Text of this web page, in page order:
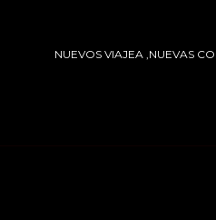
NUEVOS VIAJEA ,NUEVAS